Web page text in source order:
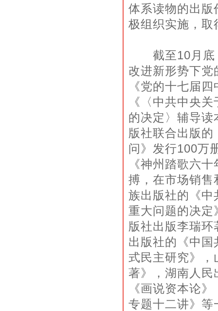
体系读物的出版
极组织实施，取
截至10月底，
改进新形势下
《党的十七届
《〈中共中央
的决定〉辅导
版社联合出版
问》发行100万
《神州踏歌六
搏，在市场销售
族出版社的《中
重大问题的决定
版社出版李瑞环
出版社的《中
式民主研究》
著》，湖南人民
《画说资本论
专题十二讲》等